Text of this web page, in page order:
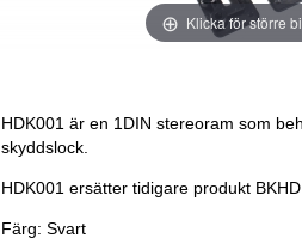
Klicka för större
HDK001 är en 1DIN stereoram som
skyddslock.
HDK001 ersätter tidigare produkt
Färg: Svart